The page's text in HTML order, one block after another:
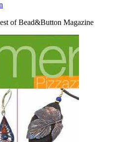
of Bead&Button Magazine